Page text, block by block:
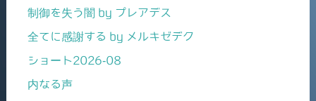
制御を失う闇 by プレアデス
全てに感謝する by メルキゼデク
ショート2026-08
内なる声